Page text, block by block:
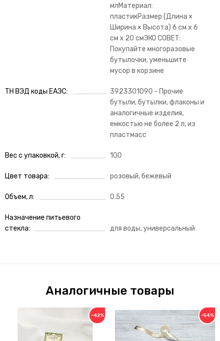
млМатериал:
пластикРазмер (Длина ×
Ширина × Высота) 6 см х 6
см х 20 смЭКО СОВЕТ:
Покупайте многоразовые
бутылочки, уменьшите
мусор в корзине
ТН ВЭД коды ЕАЭС
3923301090 - Прочие
бутыли, бутылки, флаконы и
аналогичные изделия,
емкостью не более 2 л, из
пластмасс
Вес с упаковкой, г 100
Цвет товара розовый, бежевый
Объем, л 0.55
Назначение питьевого
стекла
для воды, универсальный
Аналогичные товары
−42% −54%